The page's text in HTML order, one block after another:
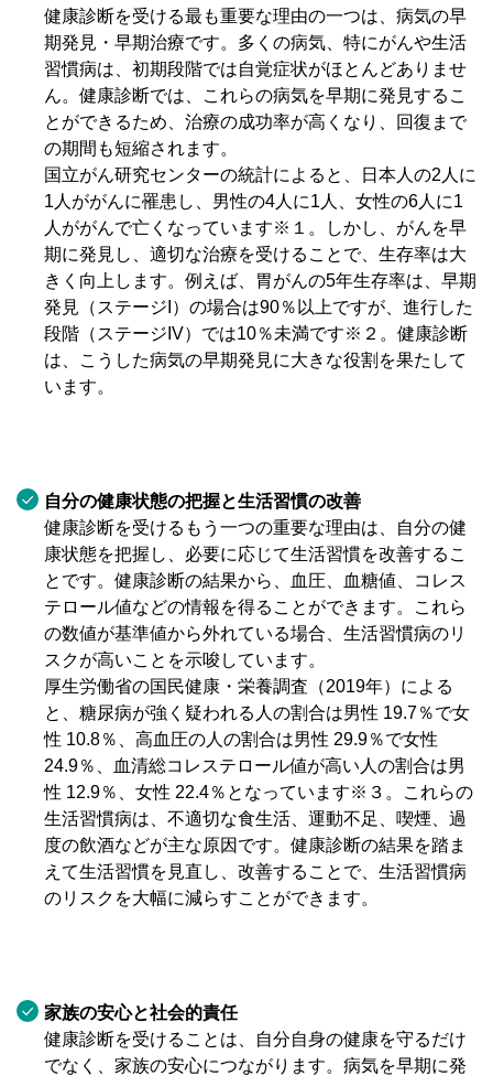
健康診断を受ける最も重要な理由の一つは、病気の早
期発見・早期治療です。多くの病気、特にがんや生活
習慣病は、初期段階では自覚症状がほとんどありませ
ん。健康診断では、これらの病気を早期に発見するこ
とができるため、治療の成功率が高くなり、回復まで
の期間も短縮されます。
国立がん研究センターの統計によると、日本人の2人に
1人ががんに罹患し、男性の4人に1人、女性の6人に1
人ががんで亡くなっています※１。しかし、がんを早
期に発見し、適切な治療を受けることで、生存率は大
きく向上します。例えば、胃がんの5年生存率は、早期
発見（ステージI）の場合は90％以上ですが、進行した
段階（ステージIV）では10％未満です※２。健康診断
は、こうした病気の早期発見に大きな役割を果たして
います。
自分の健康状態の把握と生活習慣の改善
健康診断を受けるもう一つの重要な理由は、自分の健
康状態を把握し、必要に応じて生活習慣を改善するこ
とです。健康診断の結果から、血圧、血糖値、コレス
テロール値などの情報を得ることができます。これら
の数値が基準値から外れている場合、生活習慣病のリ
スクが高いことを示唆しています。
厚生労働省の国民健康・栄養調査（2019年）による
と、糖尿病が強く疑われる人の割合は男性 19.7％で女
性 10.8％、高血圧の人の割合は男性 29.9％で女性
24.9％、血清総コレステロール値が高い人の割合は男
性 12.9％、女性 22.4％となっています※３。これらの
生活習慣病は、不適切な食生活、運動不足、喫煙、過
度の飲酒などが主な原因です。健康診断の結果を踏ま
えて生活習慣を見直し、改善することで、生活習慣病
のリスクを大幅に減らすことができます。
家族の安心と社会的責任
健康診断を受けることは、自分自身の健康を守るだけ
でなく、家族の安心につながります。病気を早期に発